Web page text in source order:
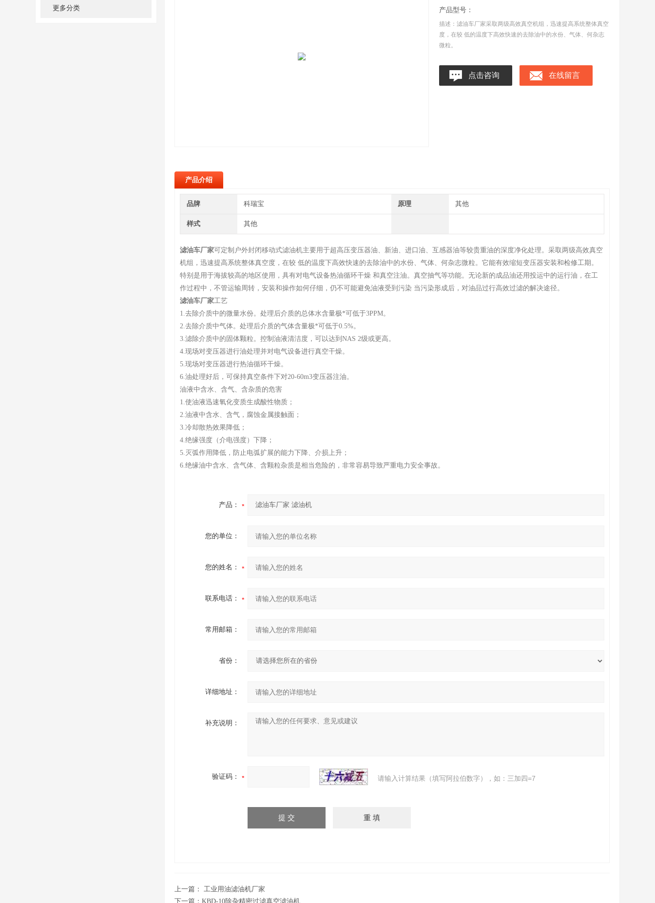
更多分类 产品型号：
描述：滤油车厂家采取两级高效真空机组，迅速提高系统整体真空
度，在较 低的温度下高效快速的去除油中的水份、气体、何杂志
微粒。
点击咨询 在线留言
产品介绍
品牌 科瑞宝 原理 其他
样式 其他
滤油车厂家可定制户外封闭移动式滤油机主要用于超高压变压器油、新油、进口油、互感器油等较贵重油的深度净化处理。采取两级高效真空
机组，迅速提高系统整体真空度，在较 低的温度下高效快速的去除油中的水份、气体、何杂志微粒。它能有效缩短变压器安装和检修工期。
特别是用于海拔较高的地区使用，具有对电气设备热油循环干燥 和真空注油。真空抽气等功能。无论新的成品油还用投运中的运行油，在工
作过程中，不管运输周转，安装和操作如何仔细，仍不可能避免油液受到污染 当污染形成后，对油品过行高效过滤的解决途径。
滤油车厂家工艺
1.去除介质中的微量水份。处理后介质的总体水含量极*可低于3PPM。
2.去除介质中气体。处理后介质的气体含量极*可低于0.5%。
3.滤除介质中的固体颗粒。控制油液清洁度，可以达到NAS 2级或更高。
4.现场对变压器进行油处理并对电气设备进行真空干燥。
5.现场对变压器进行热油循环干燥。
6.油处理好后，可保持真空条件下对20-60m3变压器注油。
油液中含水、含气、含杂质的危害
1.使油液迅速氧化变质生成酸性物质；
2.油液中含水、含气，腐蚀金属接触面；
3.冷却散热效果降低；
4.绝缘强度（介电强度）下降；
5.灭弧作用降低，防止电弧扩展的能力下降、介损上升；
6.绝缘油中含水、含气体、含颗粒杂质是相当危险的，非常容易导致严重电力安全事故。
产品：
您的单位：
您的姓名：
联系电话：
常用邮箱：
省份：
详细地址：
补充说明：
验证码： 请输入计算结果（填写阿拉伯数字），如：三加四=7
上一篇： 工业用油滤油机厂家
下一篇： KBD-10除杂精密过滤真空滤油机